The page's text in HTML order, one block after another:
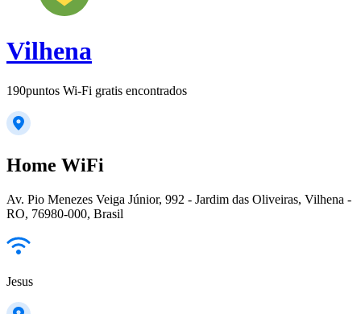
Vilhena
190puntos Wi-Fi gratis encontrados
Home WiFi
Av. Pio Menezes Veiga Júnior, 992 - Jardim das Oliveiras, Vilhena -
RO, 76980-000, Brasil
Jesus